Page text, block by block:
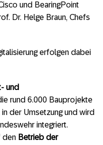
und BearingPoint
Dr. Helge Braun, Chefs
erfolgen dabei
und
rund 6.000 Bauprojekte
der Umsetzung und wird
integriert.
den Betrieb der